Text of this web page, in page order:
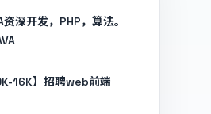
深开发，PHP，算法。
16K】招聘web前端